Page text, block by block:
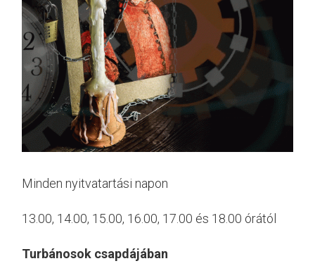
Minden nyitvatartási napon
13.00, 14.00, 15.00, 16.00, 17.00 és 18.00 órától
Turbánosok csapdájában